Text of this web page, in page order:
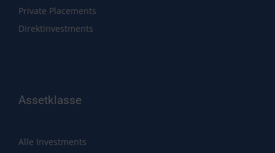
Private Placements
Direktinvestments
Assetklasse
Alle Investments